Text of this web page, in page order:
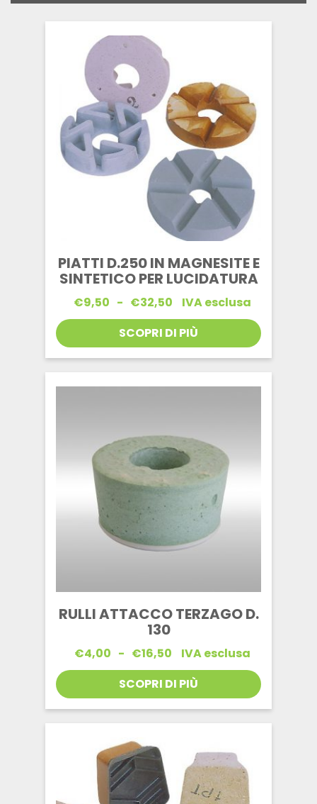
PIATTI D.250 IN MAGNESITE E
SINTETICO PER LUCIDATURA
€9,50 - €32,50Fascia
prezzo:
da
€9,50
a
IVA esclusa
SCOPRI DI PIÙ
RULLI ATTACCO TERZAGO D.
130
€4,00 - €16,50Fascia
prezzo:
da
€4,00
a
IVA esclusa
SCOPRI DI PIÙ